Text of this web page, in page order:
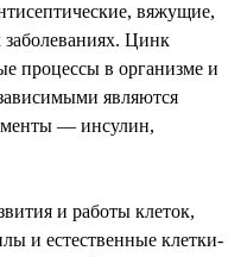
вяжущие,
Цинк
процессы в организме и
являются
— инсулин,
и работы клеток,
и естественные клетки-